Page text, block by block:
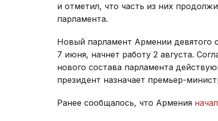
и отметил, что часть из них
парламента.
Новый парламент Армении девятого
7 июня, начнет работу 2 августа.
нового состава парламента
президент назначает премьер-
Ранее сообщалось, что Армения